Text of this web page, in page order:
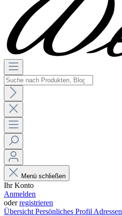
Menü schließen
Ihr Konto
Anmelden
oderregistrieren
Übersicht Persönliches Profil Adressen